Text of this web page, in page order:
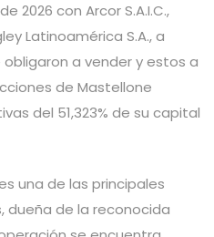
2026 con Arcor S.A.I.C.,
Latinoamérica S.A., a
a vender y estos a
de Mastellone
del 51,323% de su capital
una de las principales
dueña de la reconocida